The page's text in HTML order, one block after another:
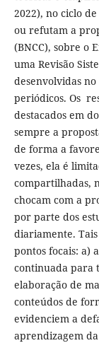
2022), no ciclo
ou refutam a
(BNCC), sobre o
uma Revisão
desenvolvidas
periódicos. Os
destacados em
sempre a
de forma a
vezes, ela é
compartilhadas,
chocam com a
por parte dos
diariamente.
pontos focais: a)
continuada para
elaboração de
conteúdos de
evidenciem a
aprendizagem